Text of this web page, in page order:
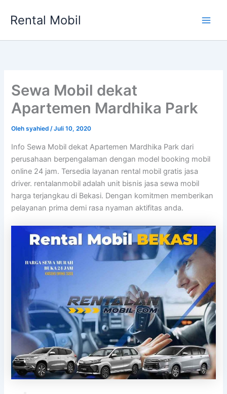
Rental Mobil
Sewa Mobil dekat
Apartemen Mardhika Park
Olehsyahied/Juli 10, 2020
Info Sewa Mobil dekat Apartemen Mardhika Park dari
perusahaan berpengalaman dengan model booking mobil
online 24 jam. Tersedia layanan rental mobil gratis jasa
driver. rentalanmobil adalah unit bisnis jasa sewa mobil
harga terjangkau di Bekasi. Dengan komitmen memberikan
pelayanan prima demi rasa nyaman aktifitas anda.